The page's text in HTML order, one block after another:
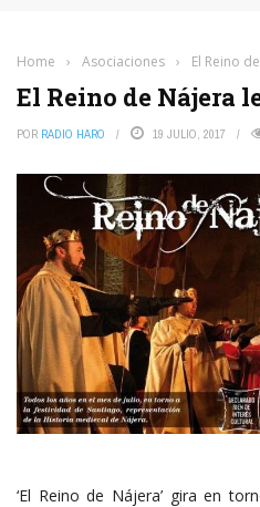
Home › Asociaciones › El Reino
El Reino de Nájera
POR RADIO HARO 19 JULIO, 2017
‘El Reino de Nájera’ gira en